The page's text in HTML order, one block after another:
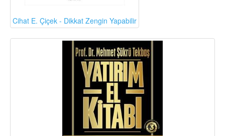
Cihat E. Çiçek - Dikkat Zengin Yapabilir